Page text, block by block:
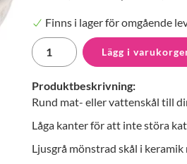
Finns i lager för omgående
Lägg i
Produktbeskrivning:
Rund mat- eller vattenskål till
Låga kanter för att inte störa
Ljusgrå mönstrad skål i keramik